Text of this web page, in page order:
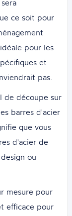
ce soit pour
pour les
et
pas.
de découpe sur
barres d'acier
que vous
d'acier de
ou
mesure pour
efficace pour